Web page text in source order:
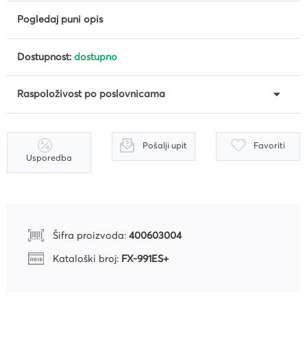
Pogledaj puni opis
Dostupnost: dostupno
Raspoloživost po poslovnicama
Usporedba
Pošalji upit Favoriti
Šifra proizvoda: 400603004
Kataloški broj: FX-991ES+